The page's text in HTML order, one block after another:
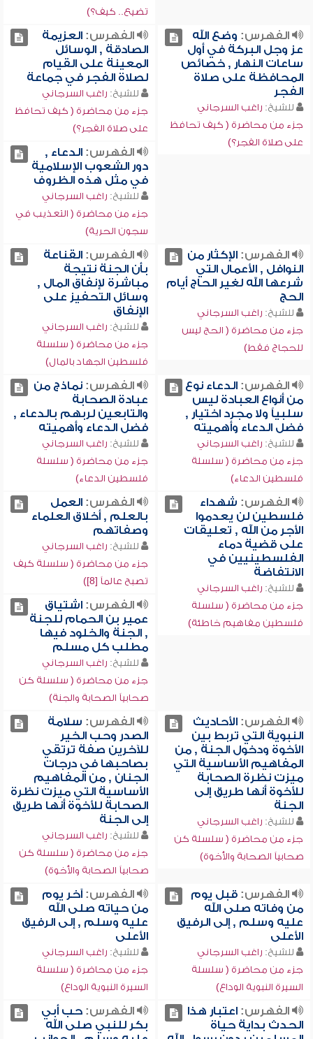
تضيع.. كيف؟)
الفهرس: وضع الله
عز وجل البركة في أول
ساعات النهار , خصائص
المحافظة على صلاة
الفجر
للشيخ: راغب السرجاني
جزء من محاضرة ( كيف تحافظ
على صلاة الفجر؟)
الفهرس:العزيمة
الصادقة , الوسائل
المعينة على القيام
لصلاة الفجر في جماعة
للشيخ: راغب السرجاني
جزء من محاضرة ( كيف تحافظ
على صلاة الفجر؟)
الفهرس:الدعاء ,
دور الشعوب الإسلامية
في مثل هذه الظروف
للشيخ: راغب السرجاني
جزء من محاضرة ( التعذيب في
سجون الحرية)
الفهرس:الإكثار من
النوافل , الأعمال التي
شرعها الله لغير الحاج أيام
الحج
للشيخ: راغب السرجاني
جزء من محاضرة ( الحج ليس
للحجاج فقط)
الفهرس:القناعة
بأن الجنة نتيجة
مباشرة لإنفاق المال ,
وسائل التحفيز على
الإنفاق
للشيخ: راغب السرجاني
جزء من محاضرة ( سلسلة
فلسطين الجهاد بالمال)
الفهرس:الدعاء نوع
من أنواع العبادة ليس
سلبياً ولا مجرد اختيار ,
فضل الدعاء وأهميته
للشيخ: راغب السرجاني
جزء من محاضرة ( سلسلة
فلسطين الدعاء)
الفهرس:نماذج من
عبادة الصحابة
والتابعين لربهم بالدعاء ,
فضل الدعاء وأهميته
للشيخ: راغب السرجاني
جزء من محاضرة ( سلسلة
فلسطين الدعاء)
الفهرس: شهداء
فلسطين لن يعدموا
الأجر من الله , تعليقات
على قضية دماء
الفلسطينيين في
الانتفاضة
للشيخ: راغب السرجاني
جزء من محاضرة ( سلسلة
فلسطين مفاهيم خاطئة)
الفهرس:العمل
بالعلم , أخلاق العلماء
وصفاتهم
للشيخ: راغب السرجاني
جزء من محاضرة ( سلسلة كيف
تصبح عالماً [8])
الفهرس:اشتياق
عمير بن الحمام للجنة
, الجنة والخلود فيها
مطلب كل مسلم
للشيخ: راغب السرجاني
جزء من محاضرة ( سلسلة كن
صحابياً الصحابة والجنة)
الفهرس:الأحاديث
النبوية التي تربط بين
الأخوة ودخول الجنة , من
المفاهيم الأساسية التي
ميزت نظرة الصحابة
للأخوة أنها طريق إلى
الجنة
للشيخ: راغب السرجاني
جزء من محاضرة ( سلسلة كن
صحابياً الصحابة والأخوة)
الفهرس: سلامة
الصدر وحب الخير
للآخرين صفة ترتقي
بصاحبها في درجات
الجنان , من المفاهيم
الأساسية التي ميزت نظرة
الصحابة للأخوة أنها طريق
إلى الجنة
للشيخ: راغب السرجاني
جزء من محاضرة ( سلسلة كن
صحابياً الصحابة والأخوة)
الفهرس:قبل يوم
من وفاته صلى الله
عليه وسلم , إلى الرفيق
الأعلى
للشيخ: راغب السرجاني
جزء من محاضرة ( سلسلة
السيرة النبوية الوداع)
الفهرس:آخر يوم
من حياته صلى الله
عليه وسلم , إلى الرفيق
الأعلى
للشيخ: راغب السرجاني
جزء من محاضرة ( سلسلة
السيرة النبوية الوداع)
الفهرس:اعتبار هذا
الحدث بداية حياة
الفهرس:حب أبي
بكر للنبي صلى الله